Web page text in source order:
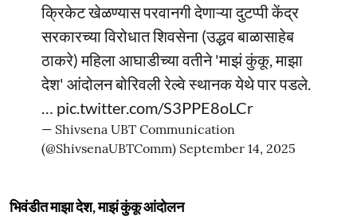
क्रिकेट खेळण्यास परवानगी देणाऱ्या दुटप्पी केंद्र
सरकारच्या विरोधात शिवसेना (उद्धव बाळासाहेब
ठाकरे) महिला आघाडीच्या वतीने 'माझं कुंकू, माझा
देश' आंदोलन बोरिवली रेल्वे स्थानक येथे पार पडले.
… pic.twitter.com/S3PPE8oLCr
— Shivsena UBT Communication
(@ShivsenaUBTComm) September 14, 2025
भिवंडीत माझा देश, माझं कुंकू आंदोलन